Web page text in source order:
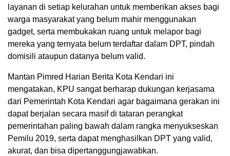
layanan di setiap kelurahan untuk memberikan akses bagi
warga masyarakat yang belum mahir menggunakan
gadget, serta membukakan ruang untuk melapor bagi
mereka yang ternyata belum terdaftar dalam DPT, pindah
domisili ataupun datanya belum valid.
Mantan Pimred Harian Berita Kota Kendari ini
mengatakan, KPU sangat berharap dukungan kerjasama
dari Pemerintah Kota Kendari agar bagaimana gerakan ini
dapat berjalan secara masif di tataran perangkat
pemerintahan paling bawah dalam rangka menyukseskan
Pemilu 2019, serta dapat menghasilkan DPT yang valid,
akurat, dan bisa dipertanggungjawabkan.